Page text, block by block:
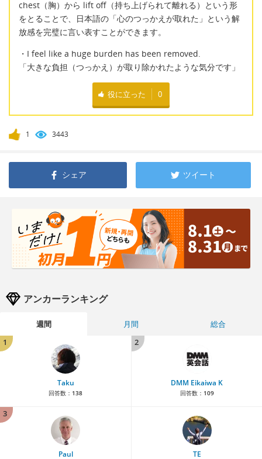
chest（胸）から lift off（持ち上げられて離れる）という形
をとることで、日本語の「心のつっかえが取れた」という解
放感を完璧に言い表すことができます。
・I feel like a huge burden has been removed.
「大きな負担（つっかえ）が取り除かれたような気分です」
役に立った 0
1 3443
シェア ツイート
アンカーランキング
週間 月間
総合
1
Taku
回答数： 138
2
DMM Eikaiwa K
回答数： 109
3
Paul TE